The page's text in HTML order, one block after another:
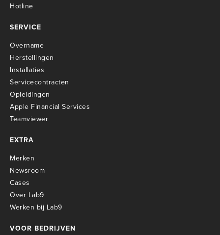
Hotline
SERVICE
Overname
Herstellingen
Installaties
Servicecontracten
Opleidingen
Apple Financial Services
Teamviewer
EXTRA
Merken
Newsroom
Cases
Over Lab9
Werken bij Lab9
VOOR BEDRIJVEN